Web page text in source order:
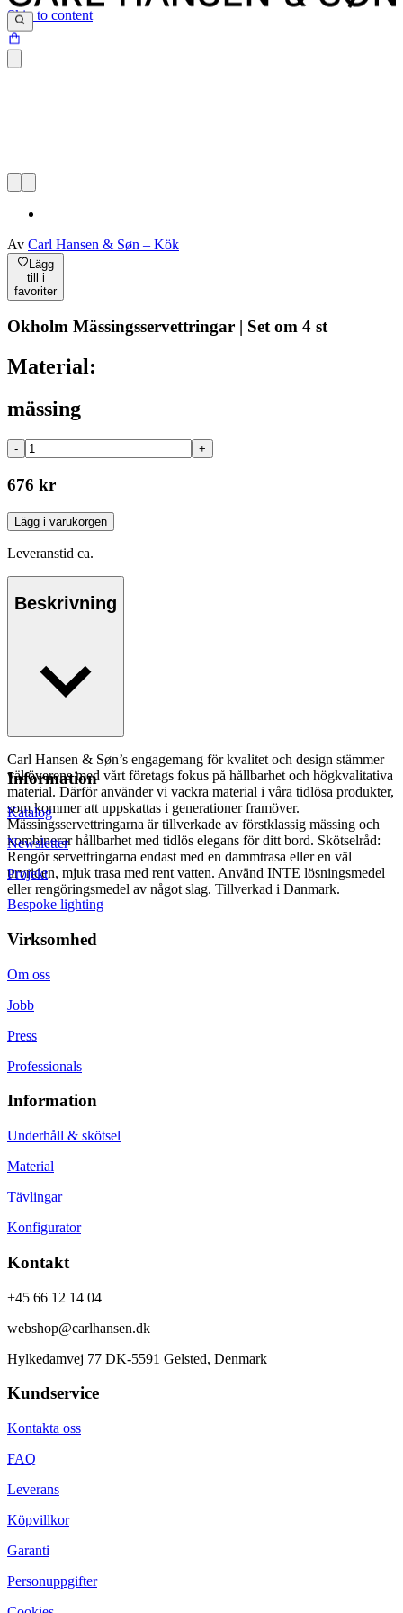
Skip to content
Av Carl Hansen & Søn – Kök
Lägg
till i
favoriter
Okholm Mässingsservettringar | Set om 4 st
Material:
mässing
- +
676 kr
Lägg i varukorgen
Leveranstid ca.
Beskrivning
Carl Hansen & Søn’s engagemang för kvalitet och design stämmer
väl överens med vårt företags fokus på hållbarhet och högkvalitativa
material. Därför använder vi vackra material i våra tidlösa produkter,
som kommer att uppskattas i generationer framöver.
Mässingsservettringarna är tillverkade av förstklassig mässing och
kombinerar hållbarhet med tidlös elegans för ditt bord. Skötselråd:
Rengör servettringarna endast med en dammtrasa eller en väl
urvriden, mjuk trasa med rent vatten. Använd INTE lösningsmedel
eller rengöringsmedel av något slag. Tillverkad i Danmark.
Information
Katalog
Newsletter
Projekt
Bespoke lighting
Virksomhed
Om oss
Jobb
Press
Professionals
Information
Underhåll & skötsel
Material
Tävlingar
Konfigurator
Kontakt
+45 66 12 14 04
webshop@carlhansen.dk
Hylkedamvej 77 DK-5591 Gelsted, Denmark
Kundservice
Kontakta oss
FAQ
Leverans
Köpvillkor
Garanti
Personuppgifter